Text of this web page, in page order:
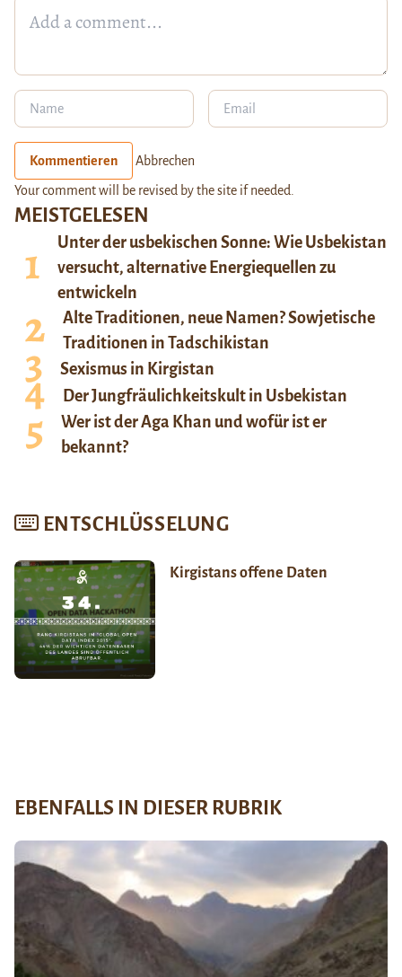
MEISTGELESEN
Unter der usbekischen Sonne: Wie Usbekistan
versucht, alternative Energiequellen zu
entwickeln
Alte Traditionen, neue Namen? Sowjetische
Traditionen in Tadschikistan
Sexismus in Kirgistan
Der Jungfräulichkeitskult in Usbekistan
Wer ist der Aga Khan und wofür ist er
bekannt?
ENTSCHLÜSSELUNG
Kirgistans offene Daten
Kommentieren Abbrechen
Your comment will be revised by the site if needed.
EBENFALLS IN DIESER RUBRIK